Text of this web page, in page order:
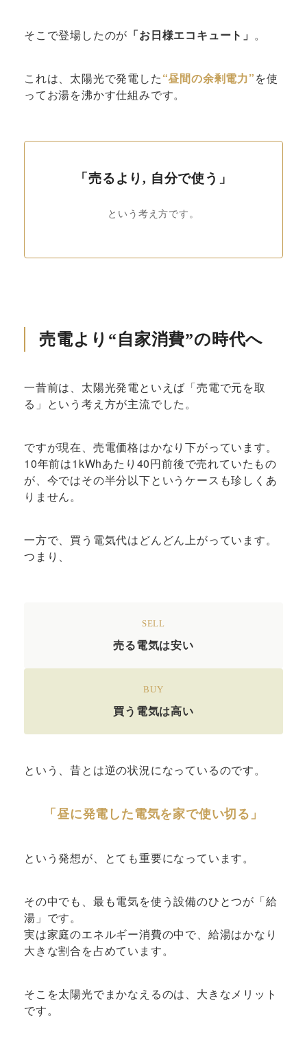
そこで登場したのが 「お日様エコキュート」 。
これは、太陽光で発電した“昼間の余剰電力”を使
ってお湯を沸かす仕組みです。
「売るより, 自分で使う」
という考え方です。
売電より“自家消費”の時代へ
一昔前は、太陽光発電といえば「売電で元を取
る」という考え方が主流でした。
ですが現在、売電価格はかなり下がっています。
10年前は1kWhあたり40円前後で売れていたもの
が、今ではその半分以下というケースも珍しくあ
りません。
一方で、買う電気代はどんどん上がっています。
つまり、
SELL
売る電気は安い
BUY
買う電気は高い
という、昔とは逆の状況になっているのです。
「昼に発電した電気を家で使い切る」
という発想が、とても重要になっています。
その中でも、最も電気を使う設備のひとつが「給
湯」です。
実は家庭のエネルギー消費の中で、給湯はかなり
大きな割合を占めています。
そこを太陽光でまかなえるのは、大きなメリット
です。